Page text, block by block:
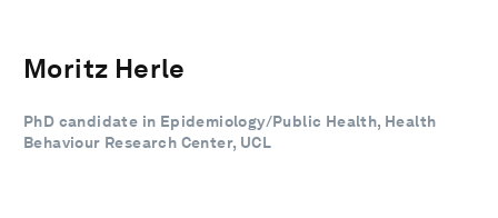
Moritz Herle
PhD candidate in Epidemiology/Public Health, Health
Behaviour Research Center, UCL